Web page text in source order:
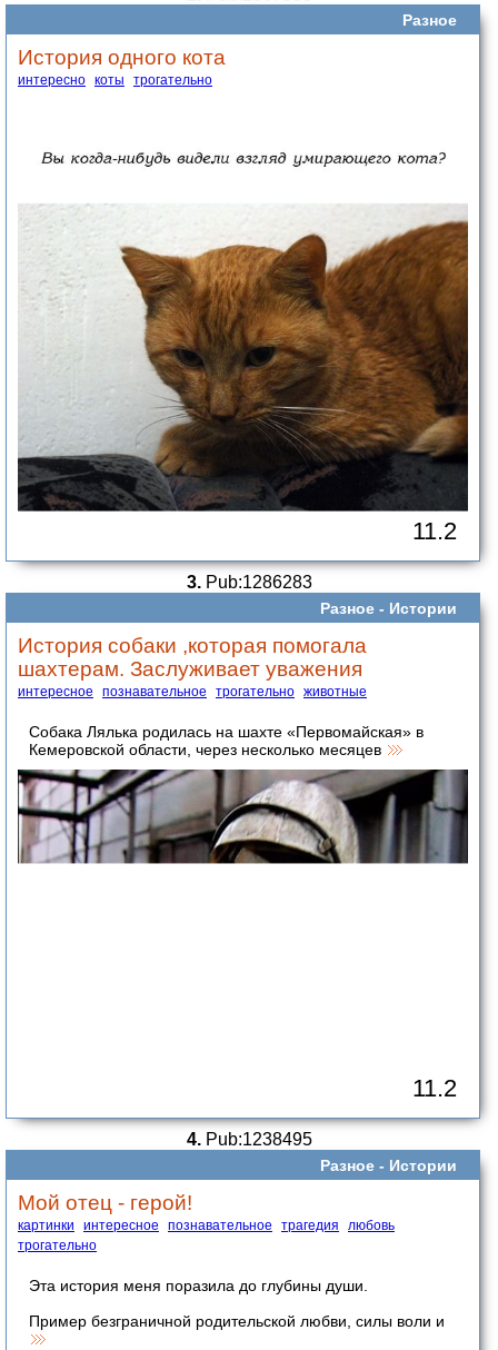
Разное
История одного кота
интересно коты трогательно
11.2
3.Pub:1286283
Разное - Истории
История собаки ,которая помогала
шахтерам. Заслуживает уважения
интересное познавательное трогательно животные
Собака Лялька родилась на шахте «Первомайская» в
Кемеровской области, через несколько месяцев
11.2
4.Pub:1238495
Разное - Истории
Мой отец - герой!
картинки интересное познавательное трагедия
любовь
трогательно
Эта история меня поразила до глубины души.
Пример безграничной родительской любви, силы воли и